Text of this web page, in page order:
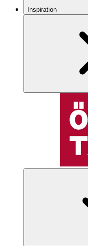
Inspiration